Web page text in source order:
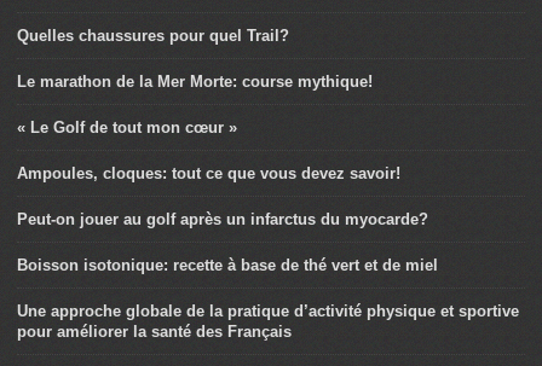
Quelles chaussures pour quel Trail?
Le marathon de la Mer Morte: course mythique!
« Le Golf de tout mon cœur »
Ampoules, cloques: tout ce que vous devez savoir!
Peut-on jouer au golf après un infarctus du myocarde?
Boisson isotonique: recette à base de thé vert et de miel
Une approche globale de la pratique d’activité physique et sportive
pour améliorer la santé des Français